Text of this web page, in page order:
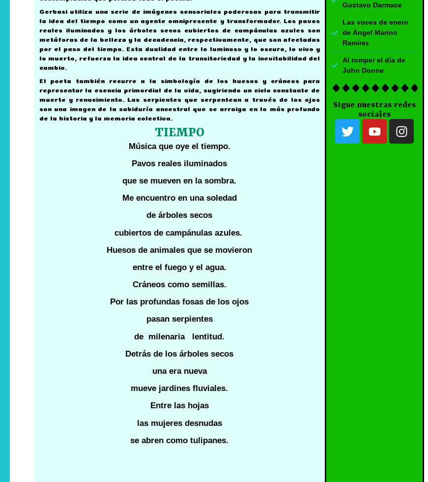
Gerbasi utiliza una serie de imágenes sensoriales poderosas para transmitir
la idea del tiempo como un agente omnipresente y transformador. Los pavos
reales iluminados y los árboles secos cubiertos de campánulas azules son
metáforas de la belleza y la decadencia, respectivamente, que son afectadas
por el paso del tiempo. Esta dualidad entre lo luminoso y lo oscuro, lo vivo y
lo muerto, refuerza la idea central de la transitoriedad y la inevitabilidad del
cambio.
El poeta también recurre a la simbología de los huesos y cráneos para
representar la esencia primordial de la vida, sugiriendo un ciclo constante de
muerte y renacimiento. Las serpientes que serpentean a través de los ojos
son una imagen de la sabiduría ancestral que se arraiga en lo más profundo
de la historia y la memoria colectiva.
TIEMPO
Música que oye el tiempo.
Pavos reales iluminados
que se mueven en la sombra.
Me encuentro en una soledad
de árboles secos
cubiertos de campánulas azules.
Huesos de animales que se movieron
entre el fuego y el agua.
Cráneos como semillas.
Por las profundas fosas de los ojos
pasan serpientes
de milenaria lentitud.
Detrás de los árboles secos
una era nueva
mueve jardines fluviales.
Entre las hojas
las mujeres desnudas
se abren como tulipanes.
Gustavo Darmace
Las voces de enero
de Ángel Marino
Ramírez
Al romper el día de
John Donne
Sigue nuestras redes
sociales